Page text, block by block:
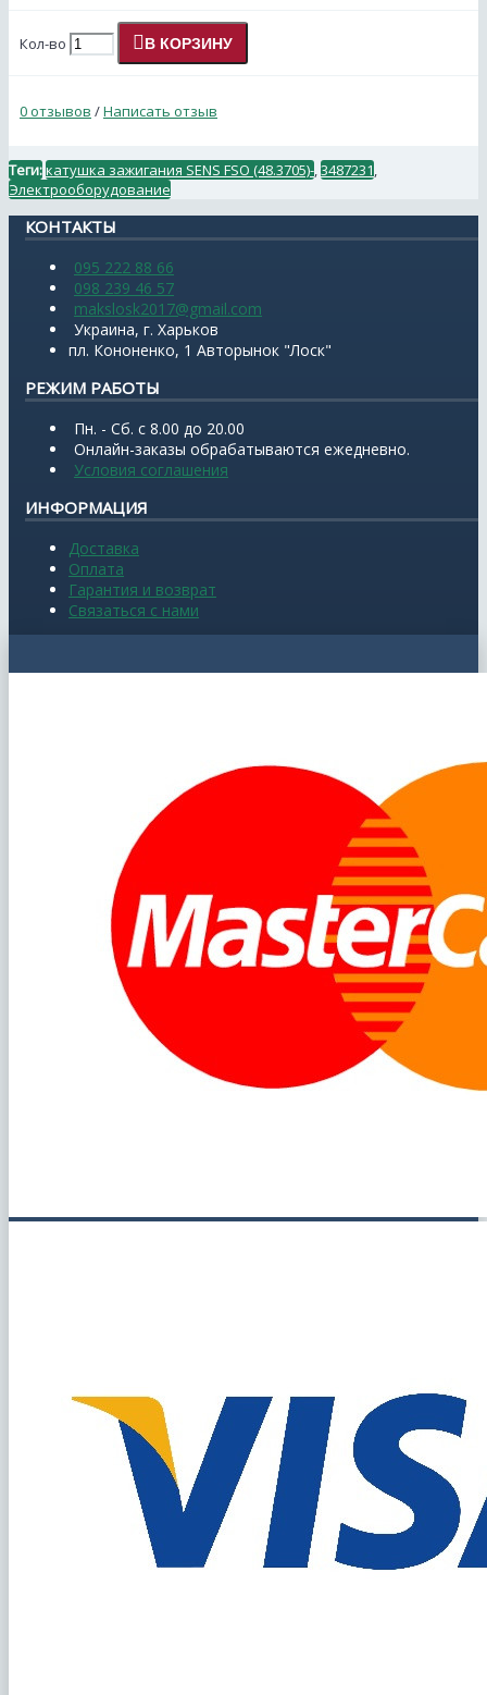
Кол-во В КОРЗИНУ
0 отзывов /Написать отзыв
Теги:катушка зажигания SENS FSO (48.3705)- 3487231
Электрооборудование
КОНТАКТЫ
095 222 88 66
098 239 46 57
makslosk2017@gmail.com
Украина, г. Харьков
пл. Кононенко, 1 Авторынок "Лоск"
РЕЖИМ РАБОТЫ
Пн. - Сб. с 8.00 до 20.00
Онлайн-заказы обрабатываются ежедневно.
Условия соглашения
ИНФОРМАЦИЯ
Доставка
Оплата
Гарантия и возврат
Связаться с нами